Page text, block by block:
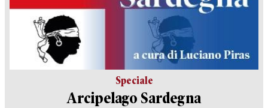
Speciale
Arcipelago Sardegna